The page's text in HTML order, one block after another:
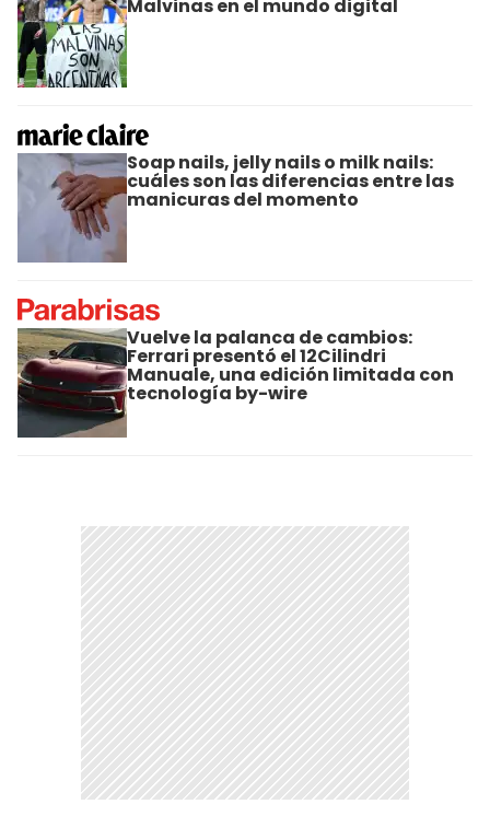
Malvinas en el mundo digital
Soap nails, jelly nails o milk nails:
cuáles son las diferencias entre las
manicuras del momento
Vuelve la palanca de cambios:
Ferrari presentó el 12Cilindri
Manuale, una edición limitada con
tecnología by-wire